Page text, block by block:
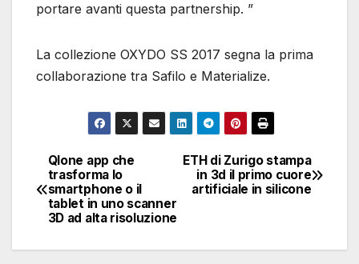
portare avanti questa partnership. ”
La collezione OXYDO SS 2017 segna la prima
collaborazione tra Safilo e Materialize.
Navigazione
articoli
ETH di Zurigo stampa
in 3d il primo cuore
artificiale in silicone
Qlone app che
trasforma lo
smartphone o il
tablet in uno scanner
3D ad alta risoluzione